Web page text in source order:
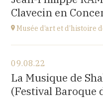
à15H
Clavecin en
Musée d’art et d’histoire
Esplanade Léopold-
à20:15
09.08.22
La Musique de
(Festival Baroque